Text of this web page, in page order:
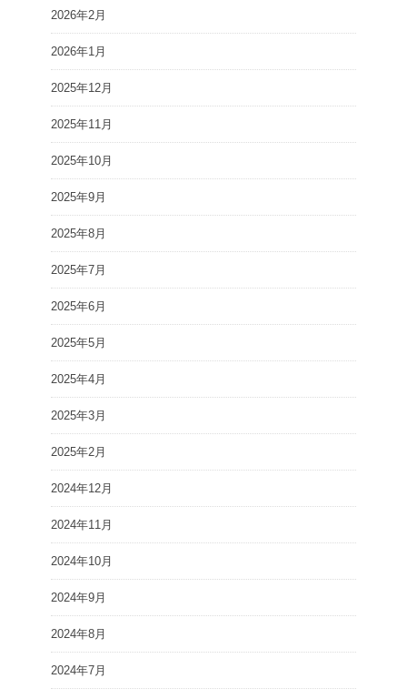
2026年2月
2026年1月
2025年12月
2025年11月
2025年10月
2025年9月
2025年8月
2025年7月
2025年6月
2025年5月
2025年4月
2025年3月
2025年2月
2024年12月
2024年11月
2024年10月
2024年9月
2024年8月
2024年7月